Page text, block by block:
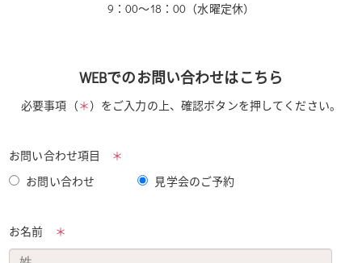
9：00〜18：00（水曜定休）
WEBでのお問い合わせはこちら
必要事項（＊）をご入力の上、確認ボタンを押してください。
お問い合わせ項目 ＊
お問い合わせ
見学会のご予約
お名前 ＊